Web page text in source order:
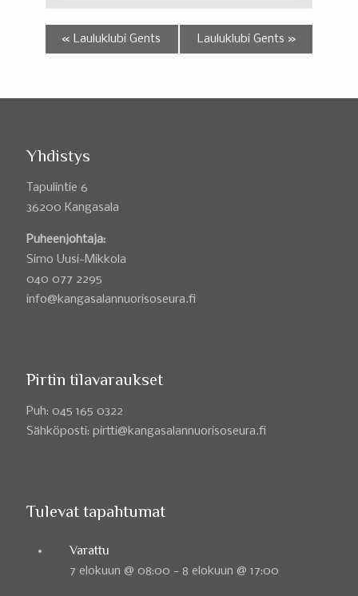
« Lauluklubi Gents Lauluklubi Gents »
Yhdistys
Tapulintie 6
36200 Kangasala
Puheenjohtaja:
Simo Uusi-Mikkola
040 077 2295
info@kangasalannuorisoseura.fi
Pirtin tilavaraukset
Puh: 045 165 0322
Sähköposti: pirtti@kangasalannuorisoseura.fi
Tulevat tapahtumat
Varattu
7 elokuun @ 08:00 - 8 elokuun @ 17:00